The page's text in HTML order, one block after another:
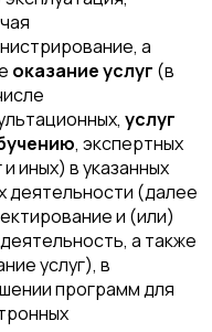
а
оказание услуг (в
услуг
, экспертных
и иных) в указанных
деятельности (далее
и (или)
а также
услуг), в
программ для